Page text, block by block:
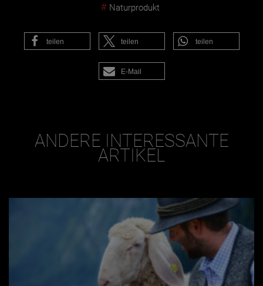
# Naturprodukt
teilen teilen teilen
E-Mail
ANDERE INTERESSANTE
ARTIKEL